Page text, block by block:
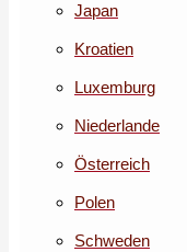
Japan
Kroatien
Luxemburg
Niederlande
Österreich
Polen
Schweden